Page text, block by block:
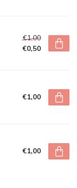
€1,00
€0,50
€1,00
€1,00